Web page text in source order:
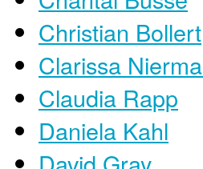
Christian Bollert
Clarissa
Claudia Rapp
Daniela Kahl